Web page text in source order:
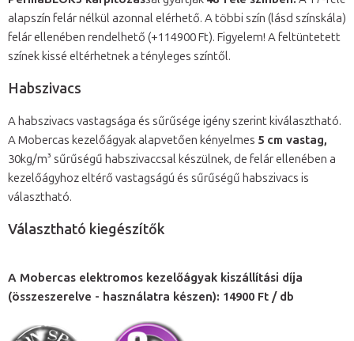
alapszín felár nélkül azonnal elérhető. A többi szín (lásd színskála)
felár ellenében rendelhető (+114900 Ft). Figyelem! A feltüntetett
színek kissé eltérhetnek a tényleges színtől.
Habszivacs
A habszivacs vastagsága és sűrűsége igény szerint kiválasztható.
A Mobercas kezelőágyak alapvetően kényelmes 5 cm vastag,
30kg/m³ sűrűségű habszivaccsal készülnek, de felár ellenében a
kezelőágyhoz eltérő vastagságú és sűrűségű habszivacs is
választható.
Választható kiegészítők
A Mobercas elektromos kezelőágyak kiszállítási díja
(összeszerelve - használatra készen): 14900 Ft / db